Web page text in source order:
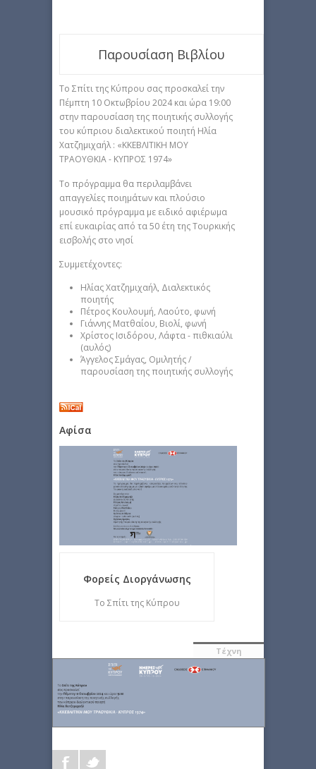
Παρουσίαση Βιβλίου
Το Σπίτι της Κύπρου σας προσκαλεί την
Πέμπτη 10 Οκτωβρίου 2024 και ώρα 19:00
στην παρουσίαση της ποιητικής συλλογής
του κύπριου διαλεκτικού ποιητή Ηλία
Χατζημιχαήλ : «ΚΚΕΒΛΙΤΙΚΗ ΜΟΥ
ΤΡΑΟΥΘΚΙΑ - ΚΥΠΡΟΣ 1974»
Το πρόγραμμα θα περιλαμβάνει
απαγγελίες ποιημάτων και πλούσιο
μουσικό πρόγραμμα με ειδικό αφιέρωμα
επί ευκαιρίας από τα 50 έτη της Τουρκικής
εισβολής στο νησί
Συμμετέχοντες:
Ηλίας Χατζημιχαήλ, Διαλεκτικός
ποιητής
Πέτρος Κουλουμή, Λαούτο, φωνή
Γιάννης Ματθαίου, Βιολί, φωνή
Χρίστος Ισιδόρου, Λάφτα - πιθκιαύλι
(αυλός)
Άγγελος Σμάγας, Ομιλητής /
παρουσίαση της ποιητικής συλλογής
Αφίσα
Φορείς Διοργάνωσης
Το Σπίτι της Κύπρου
Τέχνη